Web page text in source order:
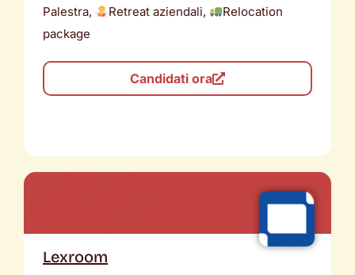
Palestra,
Retreat aziendali,
Relocation
package
Candidati ora
Lexroom